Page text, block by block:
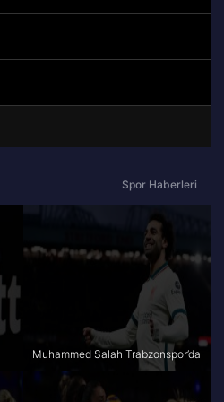
Spor Haberleri
Muhammed Salah Trabzonspor’da